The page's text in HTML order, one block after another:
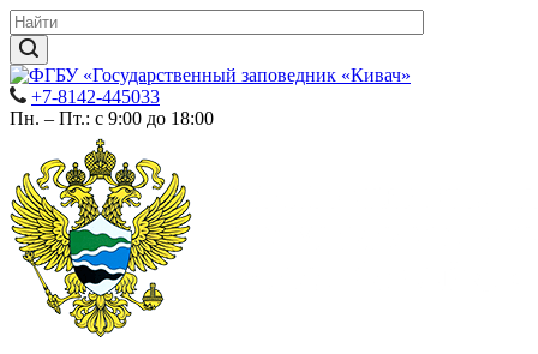
+7-8142-445033
Пн. – Пт.: с 9:00 до 18:00